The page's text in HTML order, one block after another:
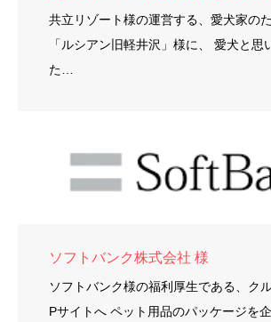
共立リゾート様の運営する、愛犬家の
「ルシアン旧軽井沢」様に、 愛犬と思
た…
ソフトバンク株式会社 様
ソフトバンク様の福利厚生である、ク
Pサイトへ ペット用品のパッケージを